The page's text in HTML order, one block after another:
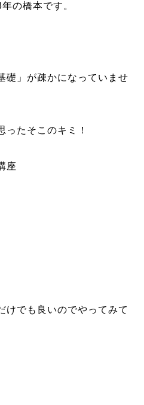
の橋本です。
礎」が疎かになっていませ
ったそこのキミ！
座
けでも良いのでやってみて